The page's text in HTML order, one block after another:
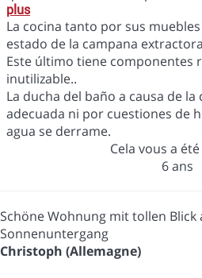
plus
La cocina tanto por sus
estado de la campana
Este último tiene componentes
inutilizable..
La ducha del baño a causa de
adecuada ni por cuestiones de
agua se derrame.
Cela vous a
6 ans
Schöne Wohnung mit tollen Blick
Sonnenuntergang
Christoph (Allemagne)